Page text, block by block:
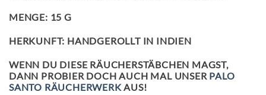
MENGE: 15 G
HERKUNFT: HANDGEROLLT IN INDIEN
WENN DU DIESE RÄUCHERSTÄBCHEN MAGST,
DANN PROBIER DOCH AUCH MAL UNSER PALO
SANTO RÄUCHERWERKAUS!